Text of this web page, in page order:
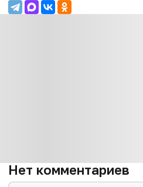
Нет комментариев